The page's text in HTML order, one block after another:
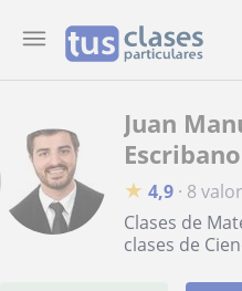
Juan
Escribano
Ruiz
★ 4,9 · 8
Clases de
clases de